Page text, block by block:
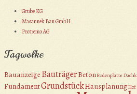
Grube KG
Masannek Bau GmbH
Protremo AG
Tagwolke
Bauanzeige BauträgerBetonBodenplatte
FundamentGrundstückHausplanungHof